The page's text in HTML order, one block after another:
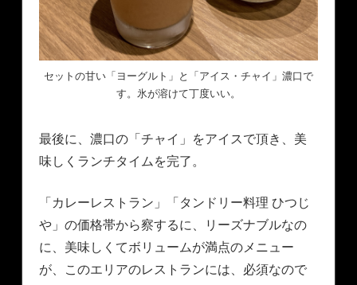
セットの甘い「ヨーグルト」と「アイス・チャイ」濃口で
す。氷が溶けて丁度いい。
最後に、濃口の「チャイ」をアイスで頂き、美
味しくランチタイムを完了。
「カレーレストラン」「タンドリー料理 ひつじ
や」の価格帯から察するに、リーズナブルなの
に、美味しくてボリュームが満点のメニュー
が、このエリアのレストランには、必須なので